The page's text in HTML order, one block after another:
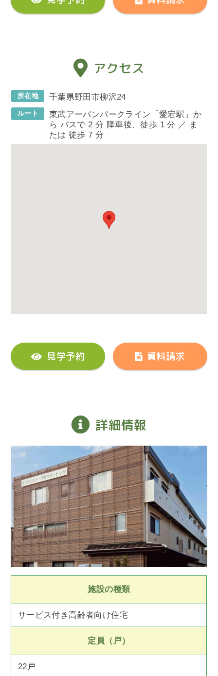
アクセス
所在地 千葉県野田市柳沢24
ルート
東武アーバンパークライン「愛宕駅」か
ら バスで 2 分 降車後、徒歩 1 分 ／ ま
たは 徒歩 7 分
見学予約 資料請求
詳細情報
施設の種類
サービス付き高齢者向け住宅
定員（戸）
22戸